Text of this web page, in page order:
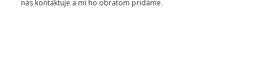
nás kontaktuje a mi ho obratom pridáme.